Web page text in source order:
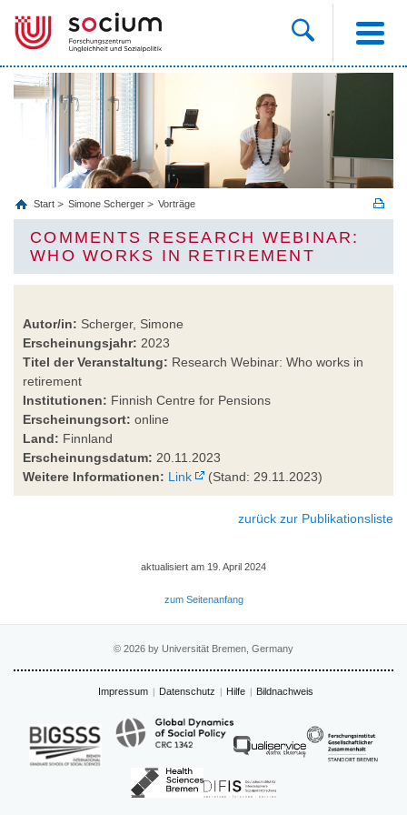
Start Simone Scherger Vorträge
COMMENTS RESEARCH WEBINAR:
WHO WORKS IN RETIREMENT
Autor/in: Scherger, Simone
Erscheinungsjahr: 2023
Titel der Veranstaltung: Research Webinar: Who works in
retirement
Institutionen: Finnish Centre for Pensions
Erscheinungsort: online
Land: Finnland
Erscheinungsdatum: 20.11.2023
Weitere Informationen: Link (Stand: 29.11.2023)
zurück zur Publikationsliste
aktualisiert am 19. April 2024
zum Seitenanfang
© 2026 by Universität Bremen, Germany
Impressum Datenschutz Hilfe Bildnachweis